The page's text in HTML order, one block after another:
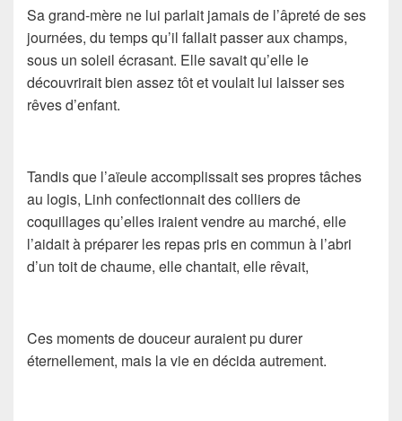
Sa grand-mère ne lui parlait jamais de l’âpreté de ses
journées, du temps qu’il fallait passer aux champs,
sous un soleil écrasant. Elle savait qu’elle le
découvrirait bien assez tôt et voulait lui laisser ses
rêves d’enfant.
Tandis que l’aïeule accomplissait ses propres tâches
au logis, Linh confectionnait des colliers de
coquillages qu’elles iraient vendre au marché, elle
l’aidait à préparer les repas pris en commun à l’abri
d’un toit de chaume, elle chantait, elle rêvait,
Ces moments de douceur auraient pu durer
éternellement, mais la vie en décida autrement.